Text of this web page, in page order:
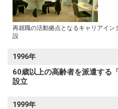
再就職の活動拠点となるキャリアイン
設
1996年
60歳以上の高齢者を派遣する
設立
1999年